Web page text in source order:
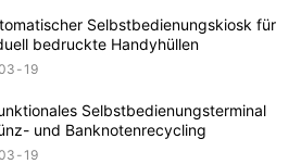
Selbstbedienungskiosk für
bedruckte Handyhüllen
19
Selbstbedienungsterminal
und Banknotenrecycling
19